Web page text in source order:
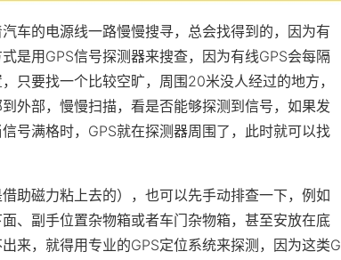
车的电源线一路慢慢搜寻，总会找得到的，因为有
是用GPS信号探测器来搜查，因为有线GPS会每隔
只要找一个比较空旷，周围20米没人经过的地方，
外部，慢慢扫描，看是否能够探测到信号，如果发
号满格时，GPS就在探测器周围了，此时就可以找
助磁力粘上去的），也可以先手动排查一下，例如
、副手位置杂物箱或者车门杂物箱，甚至安放在底
来，就得用专业的GPS定位系统来探测，因为这类G